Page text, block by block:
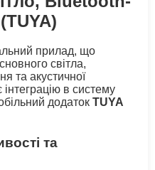
прилад, що
світла,
та акустичної
в систему
додаток TUYA
та